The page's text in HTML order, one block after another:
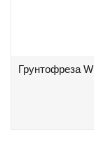
Грунтофреза